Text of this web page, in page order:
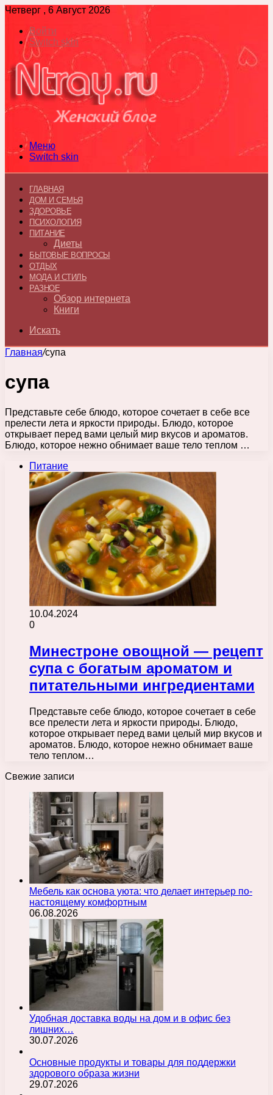
Четверг , 6 Август 2026
Войти
Switch skin
Меню
Switch skin
ГЛАВНАЯ
ДОМ И СЕМЬЯ
ЗДОРОВЬЕ
ПСИХОЛОГИЯ
ПИТАНИЕ
Диеты
БЫТОВЫЕ ВОПРОСЫ
ОТДЫХ
МОДА И СТИЛЬ
РАЗНОЕ
Обзор интернета
Книги
Искать
Главная/супа
супа
Представьте себе блюдо, которое сочетает в себе все
прелести лета и яркости природы. Блюдо, которое
открывает перед вами целый мир вкусов и ароматов.
Блюдо, которое нежно обнимает ваше тело теплом …
Питание
10.04.2024
0
Минестроне овощной — рецепт
супа с богатым ароматом и
питательными ингредиентами
Представьте себе блюдо, которое сочетает в себе
все прелести лета и яркости природы. Блюдо,
которое открывает перед вами целый мир вкусов и
ароматов. Блюдо, которое нежно обнимает ваше
тело теплом…
Свежие записи
Мебель как основа уюта: что делает интерьер по-
настоящему комфортным
06.08.2026
Удобная доставка воды на дом и в офис без
лишних…
30.07.2026
Основные продукты и товары для поддержки
здорового образа жизни
29.07.2026